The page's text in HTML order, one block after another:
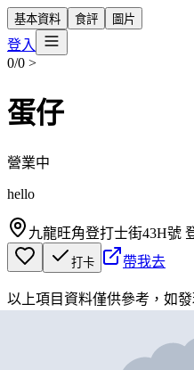
基本資料 食評 圖片
登入
0/0 >
蛋仔
營業中
hello
九龍旺角登打士街43H號
打卡 帶我去
以上項目資料僅供參考，如